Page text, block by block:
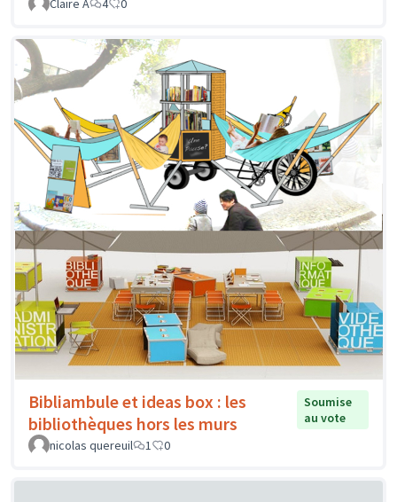
Bibliambule et ideas box : les
bibliothèques hors les murs
Soumise
au vote
nicolas quereuil
1 0